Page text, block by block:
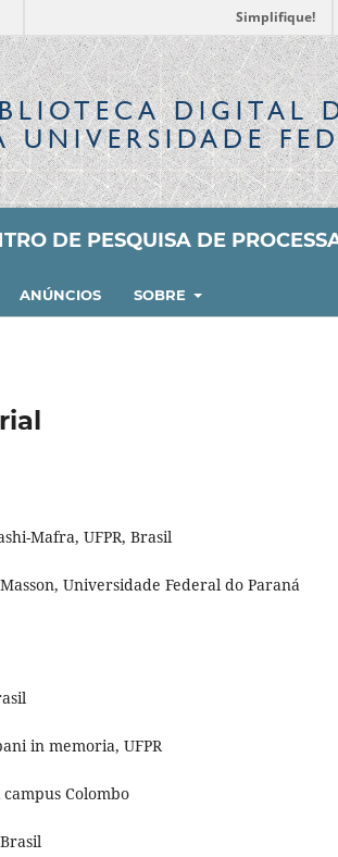
Simplifique!
DIGITAL
UNIVERSIDADE
DE PESQUISA DE
ANÚNCIOS SOBRE
Mafra, UFPR, Brasil
Universidade Federal do Paraná
in memoria, UFPR
campus Colombo